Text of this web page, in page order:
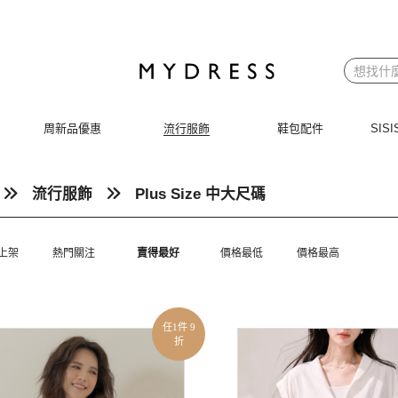
周新品優惠 流行服飾 鞋包配件
流行服飾 Plus Size 中大尺碼
架 熱門關注 賣得最好 價格最低 價格最高
任1件 9
折